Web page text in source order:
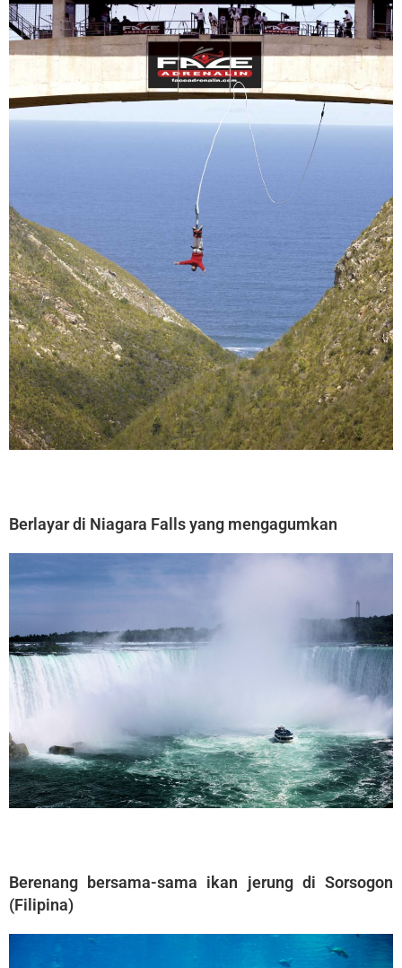
Berlayar di Niagara Falls yang mengagumkan
Berenang bersama-sama ikan jerung di Sorsogon
(Filipina)